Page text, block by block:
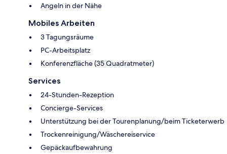
Angeln in der Nähe
Mobiles Arbeiten
3 Tagungsräume
PC-Arbeitsplatz
Konferenzfläche (35 Quadratmeter)
Services
24-Stunden-Rezeption
Concierge-Services
Unterstützung bei der Tourenplanung/beim Ticketerwerb
Trockenreinigung/Wäschereiservice
Gepäckaufbewahrung